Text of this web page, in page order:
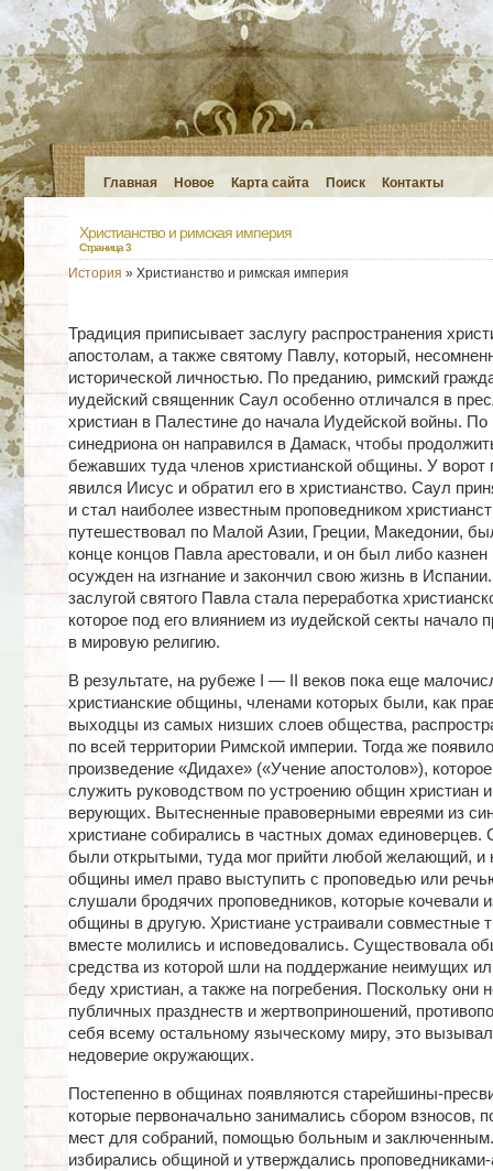
Главная Новое Карта сайта Поиск Контакты
Христианство и римская империя
Страница 3
История » Христианство и римская империя
Традиция приписывает заслугу распространения
апостолам, а также святому Павлу, который,
исторической личностью. По преданию, римский
иудейский священник Саул особенно отличался в
христиан в Палестине до начала Иудейской войны. По
синедриона он направился в Дамаск, чтобы
бежавших туда членов христианской общины. У ворот
явился Иисус и обратил его в христианство. Саул
и стал наиболее известным проповедником
путешествовал по Малой Азии, Греции, Македонии,
конце концов Павла арестовали, и он был либо
осужден на изгнание и закончил свою жизнь в
заслугой святого Павла стала переработка
которое под его влиянием из иудейской секты начало
в мировую религию.
В результате, на рубеже I — II веков пока еще
христианские общины, членами которых были, как
выходцы из самых низших слоев общества,
по всей территории Римской империи. Тогда же
произведение «Дидахе» («Учение апостолов»),
служить руководством по устроению общин христиан
верующих. Вытесненные правоверными евреями из
христиане собирались в частных домах единоверцев.
были открытыми, туда мог прийти любой желающий, и
общины имел право выступить с проповедью или
слушали бродячих проповедников, которые кочевали
общины в другую. Христиане устраивали совместные
вместе молились и исповедовались. Существовала
средства из которой шли на поддержание неимущих
беду христиан, а также на погребения. Поскольку они
публичных празднеств и жертвоприношений,
себя всему остальному языческому миру, это
недоверие окружающих.
Постепенно в общинах появляются старейшины-
которые первоначально занимались сбором взносов,
мест для собраний, помощью больным и
избирались общиной и утверждались